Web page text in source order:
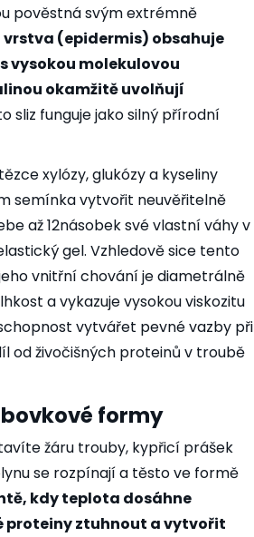
pověstná svým extrémně
vrstva (epidermis) obsahuje
vysokou molekulovou
okamžitě uvolňují
sliz funguje jako silný přírodní
xylózy, glukózy a kyseliny
semínka vytvořit neuvěřitelně
až 12násobek své vlastní váhy v
gel. Vzhledově sice tento
vnitřní chování je diametrálně
a vykazuje vysokou viskozitu
vytvářet pevné vazby při
od živočišných proteinů v troubě
formy
žáru trouby, kypřicí prášek
se rozpínají a těsto ve formě
kdy teplota dosáhne
proteiny ztuhnout a vytvořit